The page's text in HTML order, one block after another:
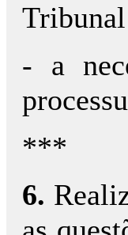
- a
***
6.